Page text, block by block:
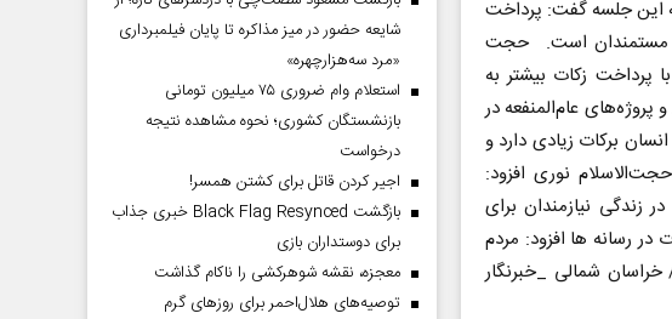
این جلسه گفت: پرداخت
و مستمندان است. حجت
پرداخت زکات بیشتر به
عام‌المنفعه در
برکات زیادی دارد و
نوری افزود:
زندگی نیازمندان برای
رسانه ها افزود: مردم
خراسان شمالی _خبرنگار
شایعه حضور در میز مذاکره تا پایان فیلمبرداری
«مرد سه‌هزارچهره»
استعلام وام ضروری ۷۵ میلیون تومانی
بازنشستگان کشوری؛ نحوه مشاهده نتیجه
درخواست
اجیر کردن قاتل برای کشتن همسر!
بازگشت Black Flag Resynced خبری جذاب
برای دوستداران بازی
معجزه، نقشه شوهرکشی را ناکام گذاشت
توصیه‌های هلال‌احمر برای روز‌های گرم